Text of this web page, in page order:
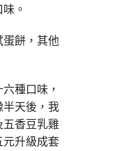
。
蛋餅，其他
種口味，
半天後，我
五香豆乳雞
元升級成套